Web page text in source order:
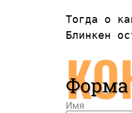
Тогда о
Блинкен
Форма
Имя